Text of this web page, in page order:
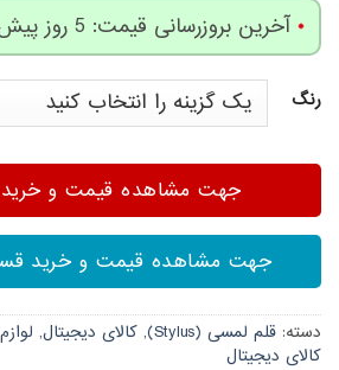
4.08
امتیاز
مشتری
آخرین بروزرسانی قیمت: 5 روز پیش
رنگ
جهت مشاهده قیمت و خرید
جهت مشاهده قیمت و خرید
دسته: قلم لمسی (Stylus) , کالای دیجیتال,
کالای دیجیتال